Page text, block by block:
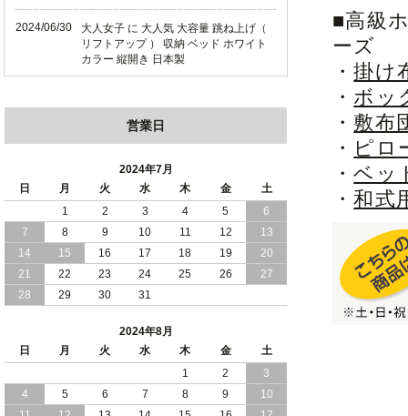
■高級
ーズ
・掛け
・ ボッ
・ 敷布
・ ピロ
・ベッ
・和式
2024/06/30
大人女子 に 大人気 大容量 跳ね上げ（
リフトアップ ） 収納 ベッド ホワイト
カラー 縦開き 日本製
ワイトカラー 縦開き 日本製
全長190cm ショート丈 コンパクト 大容
量 収納力 の 跳ね上げ （ リフトアップ
） 式 ベッド 横開き 日本製
2024/05/27
日本製 大容量 収納 跳ね上げ式 リフト
アップ 横開き ヘッドボードレス ベッド
組立設置サービス付
2024/05/21
日本製 大容量 収納 跳ね上げ式 リフト
組立設置付
日本製 大容量 収納 跳ね上げ式 （ リフ
トアップ ） ベッド 横開き ヘッドボー
ド 組立設置 付き
営業日
2024年7月
日
月 火 水 木 金
土
1
2 3 4 5
6
7
8 9 10 11 12
13
14
15 16 17 18 19
20
21
22 23 24 25 26
27
28
29 30 31
2024年8月
日
月 火 水 木 金
土
1
2
3
4
5 6 7 8 9
10